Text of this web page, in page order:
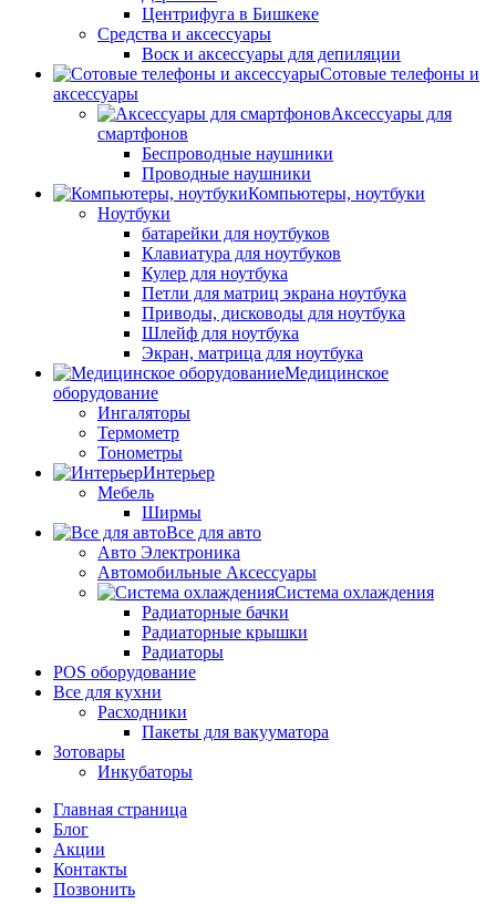
Центрифуга в Бишкеке
Средства и аксессуары
Воск и аксессуары для депиляции
Сотовые телефоны и
аксессуары
Аксессуары для
смартфонов
Беспроводные наушники
Проводные наушники
Компьютеры, ноутбуки
Ноутбуки
батарейки для ноутбуков
Клавиатура для ноутбуков
Кулер для ноутбука
Петли для матриц экрана ноутбука
Приводы, дисководы для ноутбука
Шлейф для ноутбука
Экран, матрица для ноутбука
Медицинское
оборудование
Ингаляторы
Термометр
Тонометры
Интерьер
Мебель
Ширмы
Все для авто
Авто Электроника
Автомобильные Аксессуары
Система охлаждения
Радиаторные бачки
Радиаторные крышки
Радиаторы
POS оборудование
Все для кухни
Расходники
Пакеты для вакууматора
Зотовары
Инкубаторы
Главная страница
Блог
Акции
Контакты
Позвонить